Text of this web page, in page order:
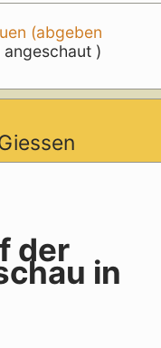
(abgeben
angeschaut )
der
in